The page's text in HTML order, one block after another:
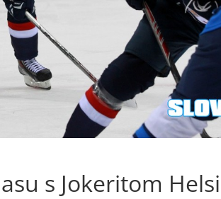
s Jokeritom